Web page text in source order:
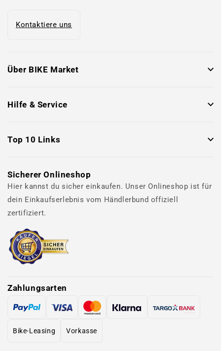
Kontaktiere uns
Über BIKE Market
Hilfe & Service
Top 10 Links
Sicherer Onlineshop
Hier kannst du sicher einkaufen. Unser Onlineshop ist für
dein Einkaufserlebnis vom Händlerbund offiziell
zertifiziert.
Zahlungsarten
Bike-Leasing Vorkasse